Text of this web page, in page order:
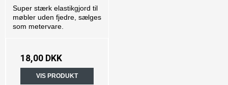
Super stærk elastikgjord til
møbler uden fjedre, sælges
som metervare.
18,00 DKK
VIS PRODUKT